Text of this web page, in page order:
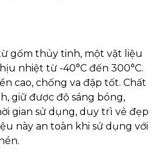
gốm thủy tinh, một vật liệu
nhiệt từ -40°C đến 300°C.
cao, chống va đập tốt. Chất
giữ được độ sáng bóng,
gian sử dụng, duy trì vẻ đẹp
này an toàn khi sử dụng với